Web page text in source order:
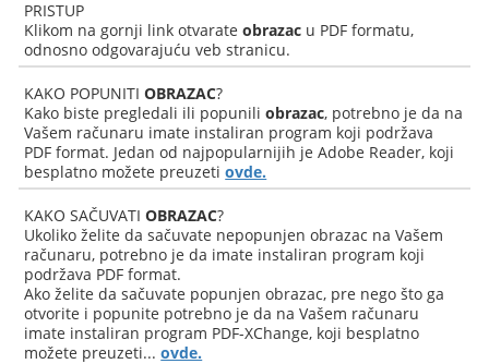
PRISTUP
Klikom na gornji link otvarateobrazac u PDF formatu,
odnosno odgovarajuću veb stranicu.
KAKO POPUNITIOBRAZAC?
Kako biste pregledali ili popuniliobrazac, potrebno je da na
Vašem računaru imate instaliran program koji podržava
PDF format. Jedan od najpopularnijih je Adobe Reader, koji
besplatno možete preuzetiovde.
KAKO SAČUVATIOBRAZAC?
Ukoliko želite da sačuvate nepopunjen obrazac na Vašem
računaru, potrebno je da imate instaliran program koji
podržava PDF format.
Ako želite da sačuvate popunjen obrazac, pre nego što ga
otvorite i popunite potrebno je da na Vašem računaru
imate instaliran program PDF-XChange, koji besplatno
možete preuzeti...ovde.